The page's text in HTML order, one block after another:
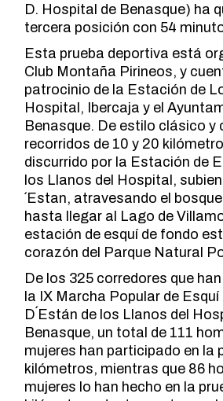
D. Hospital de Benasque) ha
tercera posición con 54
Esta prueba deportiva está
Club Montaña Pirineos, y
patrocinio de la Estación de
Hospital, Ibercaja y el
Benasque. De estilo clásico y
recorridos de 10 y 20
discurrido por la Estación de
los Llanos del Hospital,
´Estan, atravesando el
hasta llegar al Lago de
estación de esquí de fondo
corazón del Parque Natural
De los 325 corredores que
la IX Marcha Popular de Esquí
D´Están de los Llanos del
Benasque, un total de 111
mujeres han participado en la
kilómetros, mientras que 86
mujeres lo han hecho en la